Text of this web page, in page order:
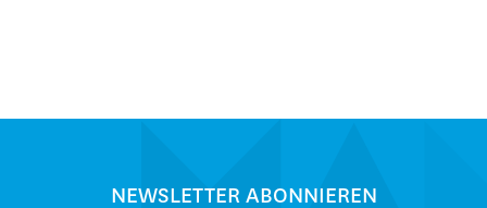
NEWSLETTER ABONNIEREN